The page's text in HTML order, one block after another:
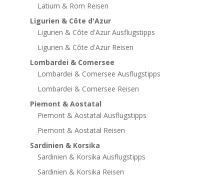
Latium & Rom Reisen
Ligurien & Côte d'Azur
Ligurien & Côte d'Azur Ausflugstipps
Ligurien & Côte d'Azur Reisen
Lombardei & Comersee
Lombardei & Comersee Ausflugstipps
Lombardei & Comersee Reisen
Piemont & Aostatal
Piemont & Aostatal Ausflugstipps
Piemont & Aostatal Reisen
Sardinien & Korsika
Sardinien & Korsika Ausflugstipps
Sardinien & Korsika Reisen